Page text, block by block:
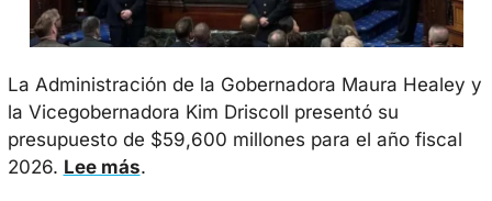
La Administración de la Gobernadora Maura Healey y
la Vicegobernadora Kim Driscoll presentó su
presupuesto de $59,600 millones para el año fiscal
2026. Lee más.